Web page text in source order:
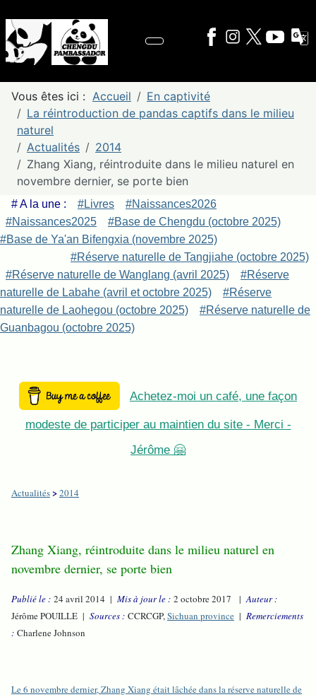
Vous êtes ici : Accueil
En captivité
La réintroduction de pandas captifs dans le milieu
naturel
Actualités
2014
Zhang Xiang, réintroduite dans le milieu naturel en
novembre dernier, se porte bien
# A la une : #Livres
#Naissances2026
#Naissances2025
#Base de Chengdu (octobre 2025)
#Base de Ya'an Bifengxia (novembre 2025)
#Réserve naturelle de Tangjiahe (octobre 2025)
#Réserve naturelle de Wanglang (avril 2025)
#Réserve
naturelle de Labahe (avril et octobre 2025)
#Réserve
naturelle de Laohegou (octobre 2025)
#Réserve naturelle de
Guanbagou (octobre 2025)
Achetez-moi un café, une façon
modeste de participer au maintien du site - Merci -
Jérôme 🤗
Actualités>2014
Zhang Xiang, réintroduite dans le milieu naturel en
novembre dernier, se porte bien
Publié le : 24 avril 2014 | Mis à jour le : 2 octobre 2017 |Auteur :
Jérôme POUILLE | Sources : CCRCGP,Sichuan province | Remerciements
: Charlene Johnson
Le 6 novembre dernier, Zhang Xiang était lâchée dans la réserve naturelle de